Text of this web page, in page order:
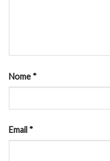
Nome *
Email *